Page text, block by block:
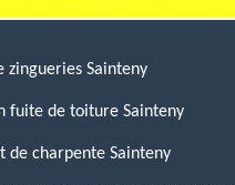
zingueries Sainteny
fuite de toiture Sainteny
de charpente Sainteny